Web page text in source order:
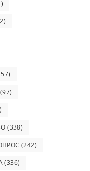
(97)
(338)
(242)
(336)